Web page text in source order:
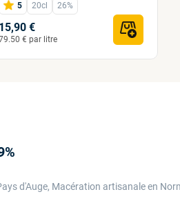
5
20cl 26%
15,90 €
€ par litre
d'Auge, Macération artisanale en